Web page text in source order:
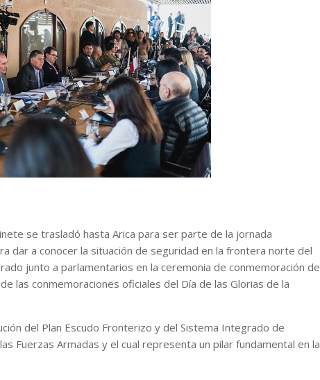
se trasladó hasta Arica para ser parte de la jornada
dar a conocer la situación de seguridad en la frontera norte del
junto a parlamentarios en la ceremonia de conmemoración de
las conmemoraciones oficiales del Día de las Glorias de la
del Plan Escudo Fronterizo y del Sistema Integrado de
Fuerzas Armadas y el cual representa un pilar fundamental en la